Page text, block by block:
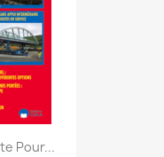
Pour...